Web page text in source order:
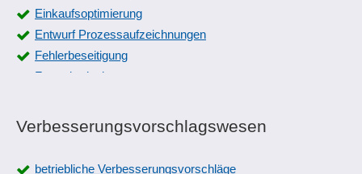
Einkaufsoptimierung
Entwurf Prozessaufzeichnungen
Fehlerbeseitigung
Formulardesigner
Genehmigungsworkflow
Geschäftsprozesse
Verbesserungsvorschlagswesen
betriebliche Verbesserungsvorschläge